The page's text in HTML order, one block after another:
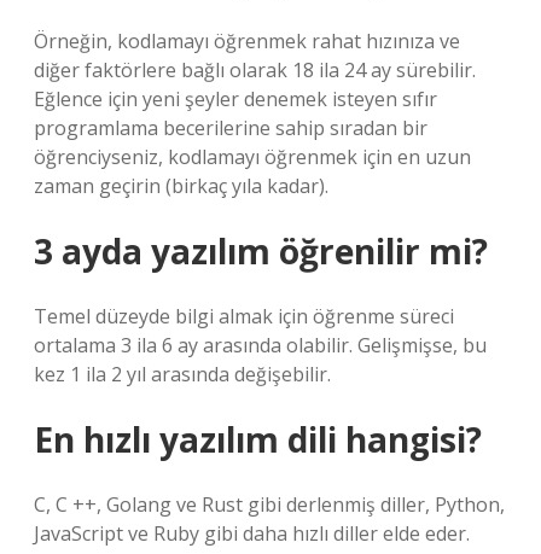
Örneğin, kodlamayı öğrenmek rahat hızınıza ve
diğer faktörlere bağlı olarak 18 ila 24 ay sürebilir.
Eğlence için yeni şeyler denemek isteyen sıfır
programlama becerilerine sahip sıradan bir
öğrenciyseniz, kodlamayı öğrenmek için en uzun
zaman geçirin (birkaç yıla kadar).
3 ayda yazılım öğrenilir mi?
Temel düzeyde bilgi almak için öğrenme süreci
ortalama 3 ila 6 ay arasında olabilir. Gelişmişse, bu
kez 1 ila 2 yıl arasında değişebilir.
En hızlı yazılım dili hangisi?
C, C ++, Golang ve Rust gibi derlenmiş diller, Python,
JavaScript ve Ruby gibi daha hızlı diller elde eder.